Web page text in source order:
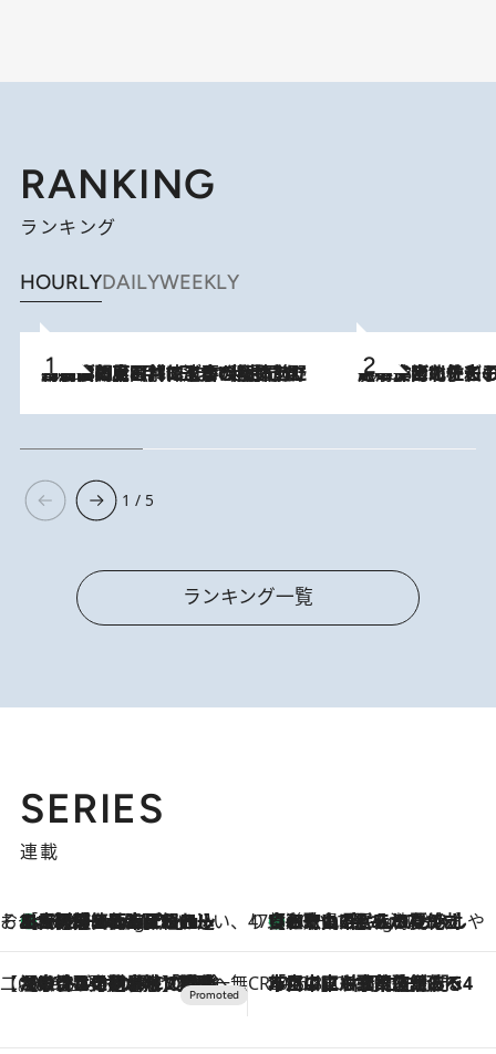
RANKING
ランキング
HOURLYDAILYWEEKLY
2026.8.8
「最後に見られてよかった」上野動物園の東園パンダ舎が解体前に特別公開。8月16日まで延長されたパネル展と共に辿る“半世紀”のパンダ飼育《解体工事の図面あり》 2026.8.3
《「文士の子ども被害者の会」発足！》阿川佐和子（72）が語る遠藤周作に北杜夫、劇作家・矢代静一の子どもたちの“文豪プライベート事件簿”
1 / 5
ランキング一覧
SERIES
連載
そおだよおこの関西おいしい、おやつ紀行10 Hours Ago
［大阪府箕面市］一皿一皿目の前で仕上げられる、料理を巧みに組み込んだアシェットデセールコース「ミチル アシェット デセール（Michiru assiette dessert）」 47都道府県の手みやげ ひんやりスイーツで夏を満喫
10 Hours Ago
【和歌山県】この夏絶対食べたい 冷やしておいしいおやつ3選 みかんがごろっと丸ごと入ったジュレ
【CREA×星野リゾート】唯一無二。癒しと発見が待つ場所へ
2026.8.7
【トンボの足水浴】ヒノキの香りに包まれて涼感マックス！約13℃の湧水かけ流しを避暑地「星野温泉 トンボの湯」で体験 CREA'S CHOICE
2026.8.7
「立川にも歌舞伎があるんだよ」 片岡仁左衛門・市川中車ら豪華座組みで4年目の立川立飛歌舞伎へ